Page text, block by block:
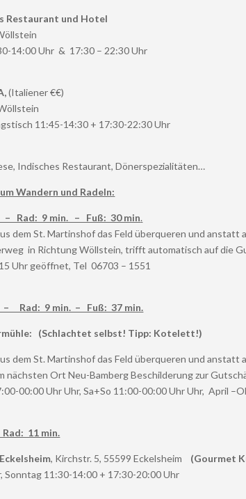
Restaurant und Hotel
14:00 Uhr & 17:30 – 22:30 Uhr
,(Italiener €€)
11:45-14:30 + 17:30-22:30 Uhr
Indisches Restaurant, Dönerspezialitäten…
Wandern und Radeln:
Rad: 9 min. – Fuß: 30 min.
dem St. Martinshof das Feld überqueren und anstatt
in Richtung Wöllstein, trifft automatisch auf die
15 Uhr geöffnet, Tel06703 – 1551
– Rad: 9 min. – Fuß: 37 min.
(Schlachtet selbst! Tipp: Kotelett!)
dem St. Martinshof das Feld überqueren und anstatt
nächsten Ort Neu-Bamberg Beschilderung zur
00:00 Uhr Uhr, Sa+So 11:00-00:00 Uhr Uhr, April
11 min.
, Kirchstr. 5, 55599 Eckelsheim (Gourmet
Sonntag 11:30-14:00 + 17:30-20:00 Uhr